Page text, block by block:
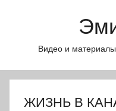
Видео и материалы
ЖИЗНЬ В